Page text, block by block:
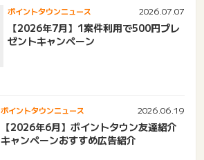
ポイントタウンニュース 2026.07.07
【2026年7月】1案件利用で500円プレ
ゼントキャンペーン
ポイントタウンニュース 2026.06.19
【2026年6月】ポイントタウン友達紹介
キャンペーンおすすめ広告紹介